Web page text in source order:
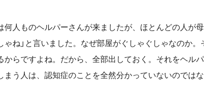
人ものヘルパーさんが来ましたが、ほとんどの人が母
ゃね」と言いました。なぜ部屋がぐしゃぐしゃなのか
からですよね。だから、全部出しておく。それをヘル
まう人は、認知症のことを全然分かっていないのではな